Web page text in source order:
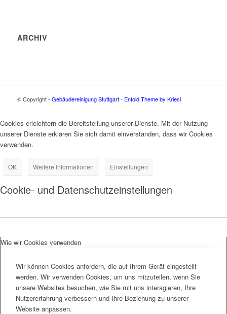
ARCHIV
© Copyright - Gebäudereinigung Stuttgart- Enfold Theme by Kriesi
Cookies erleichtern die Bereitstellung unserer Dienste. Mit der Nutzung
unserer Dienste erklären Sie sich damit einverstanden, dass wir Cookies
verwenden.
OK Weitere Informationen Einstellungen
Cookie- und Datenschutzeinstellungen
Wie wir Cookies verwenden
Wir können Cookies anfordern, die auf Ihrem Gerät eingestellt
werden. Wir verwenden Cookies, um uns mitzuteilen, wenn Sie
unsere Websites besuchen, wie Sie mit uns interagieren, Ihre
Nutzererfahrung verbessern und Ihre Beziehung zu unserer
Website anpassen.